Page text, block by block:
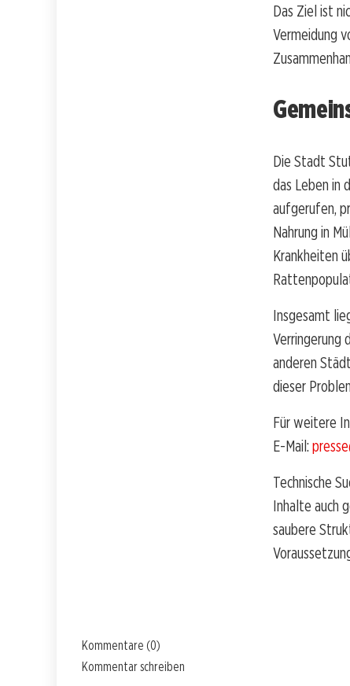
Das Ziel ist
Vermeidung
Die Stadt
das Leben in
aufgerufen,
Nahrung in
Krankheiten
Insgesamt
Verringerung
anderen
dieser
Für weitere
E-Mail:
Technische
Inhalte auch
saubere
Kommentare (0)
Kommentar schreiben